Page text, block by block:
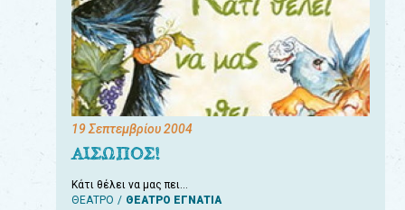
19 Σεπτεμβρίου 2004
ΑΙΣΩΠΟΣ!
Κάτι θέλει να μας πει…
ΘΕΑΤΡΟ
ΘΕΑΤΡΟ ΕΓΝΑΤΙΑ